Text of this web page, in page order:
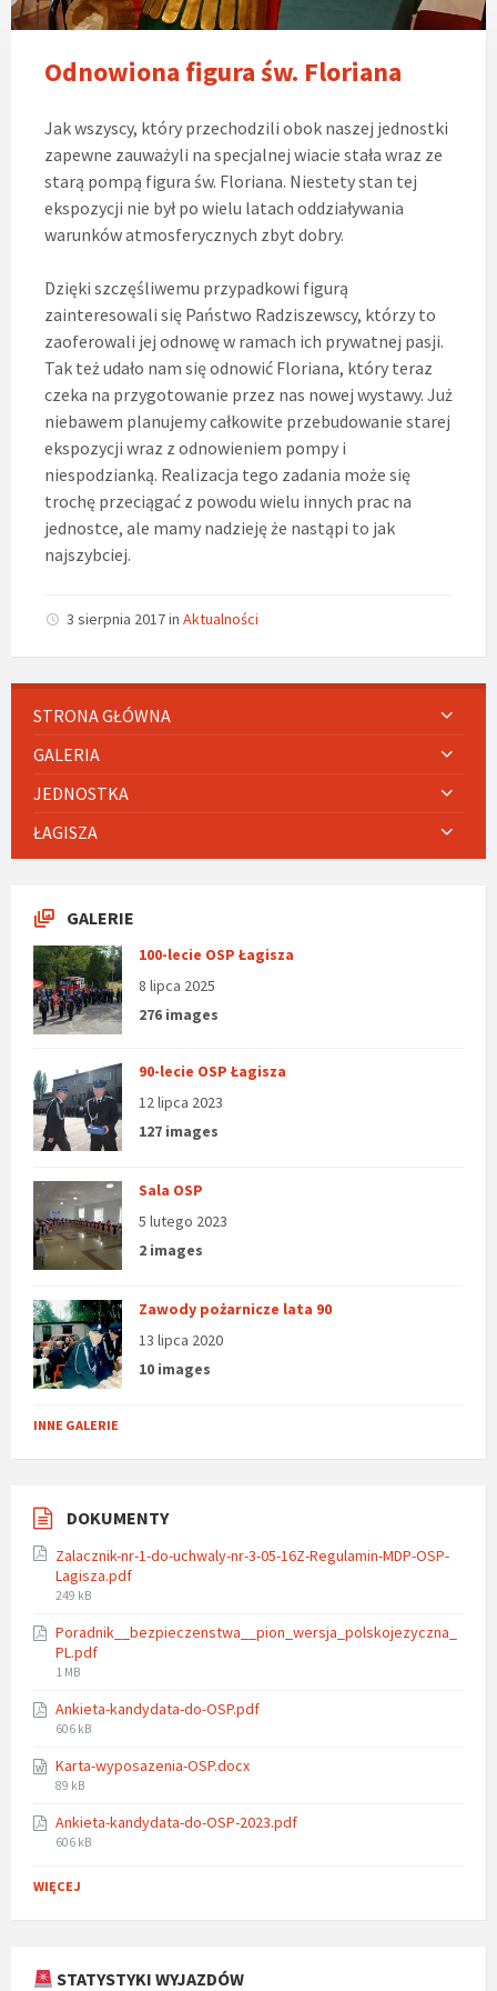
Odnowiona figura św. Floriana
Jak wszyscy, który przechodzili obok naszej jednostki
zapewne zauważyli na specjalnej wiacie stała wraz ze
starą pompą figura św. Floriana. Niestety stan tej
ekspozycji nie był po wielu latach oddziaływania
warunków atmosferycznych zbyt dobry.
Dzięki szczęśliwemu przypadkowi figurą
zainteresowali się Państwo Radziszewscy, którzy to
zaoferowali jej odnowę w ramach ich prywatnej pasji.
Tak też udało nam się odnowić Floriana, który teraz
czeka na przygotowanie przez nas nowej wystawy. Już
niebawem planujemy całkowite przebudowanie starej
ekspozycji wraz z odnowieniem pompy i
niespodzianką. Realizacja tego zadania może się
trochę przeciągać z powodu wielu innych prac na
jednostce, ale mamy nadzieję że nastąpi to jak
najszybciej.
3 sierpnia 2017in Aktualności
STRONA GŁÓWNA
GALERIA
JEDNOSTKA
ŁAGISZA
GALERIE
100-lecie OSP Łagisza
8 lipca 2025
276 images
90-lecie OSP Łagisza
12 lipca 2023
127 images
Sala OSP
5 lutego 2023
2 images
Zawody pożarnicze lata 90
13 lipca 2020
10 images
INNE GALERIE
DOKUMENTY
Zalacznik-nr-1-do-uchwaly-nr-3-05-16Z-Regulamin-MDP-OSP-
Lagisza.pdf
File
249 kB
Poradnik__bezpieczenstwa__pion_wersja_polskojezyczna_
PL.pdf
File
1 MB
Ankieta-kandydata-do-OSP.pdf
File
606 kB
Karta-wyposazenia-OSP.docx
File
89 kB
Ankieta-kandydata-do-OSP-2023.pdf
File
606 kB
WIĘCEJ
STATYSTYKI WYJAZDÓW